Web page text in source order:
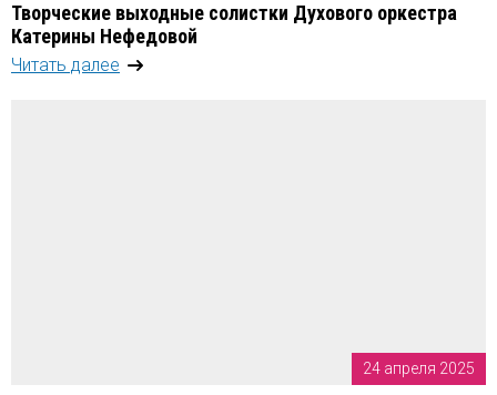
Творческие выходные солистки Духового оркестра
Катерины Нефедовой
Читать далее
24 апреля 2025